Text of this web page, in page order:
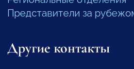
Представители за
Другие контакты